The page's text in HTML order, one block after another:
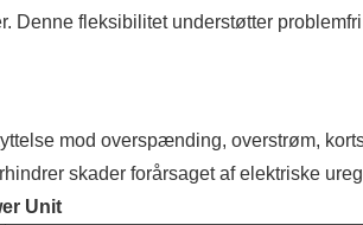
Denne fleksibilitet understøtter
mod overspænding, overstrøm,
skader forårsaget af elektriske
Unit